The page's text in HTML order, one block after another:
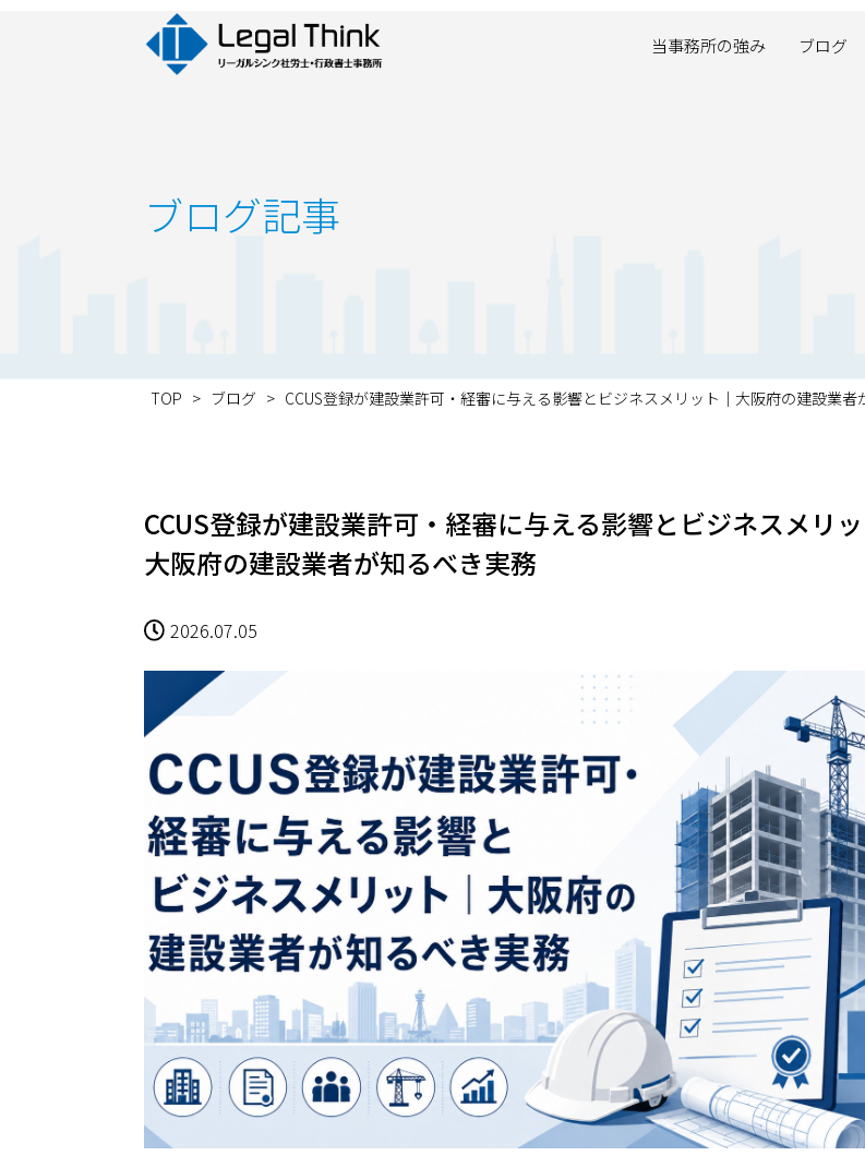
当事務所の強み ブログ
ブログ記事
TOP > ブログ > CCUS登録が建設業許可・経審に与える影響とビジネスメリット｜大阪府の建設業者
CCUS登録が建設業許可・経審に与える影響とビジネスメリッ
大阪府の建設業者が知るべき実務
2026.07.05